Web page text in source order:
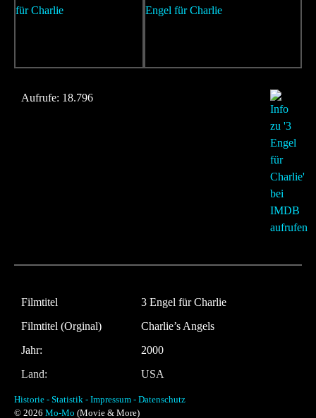
Aufrufe: 18.796
Filmtitel
3 Engel für Charlie
Filmtitel (Orginal)
Charlie’s Angels
Jahr:
2000
Land:
USA
Laufzeit:
98 Minuten
Historie - Statistik - Impressum - Datenschutz
© 2026 Mo-Mo (Movie & More)